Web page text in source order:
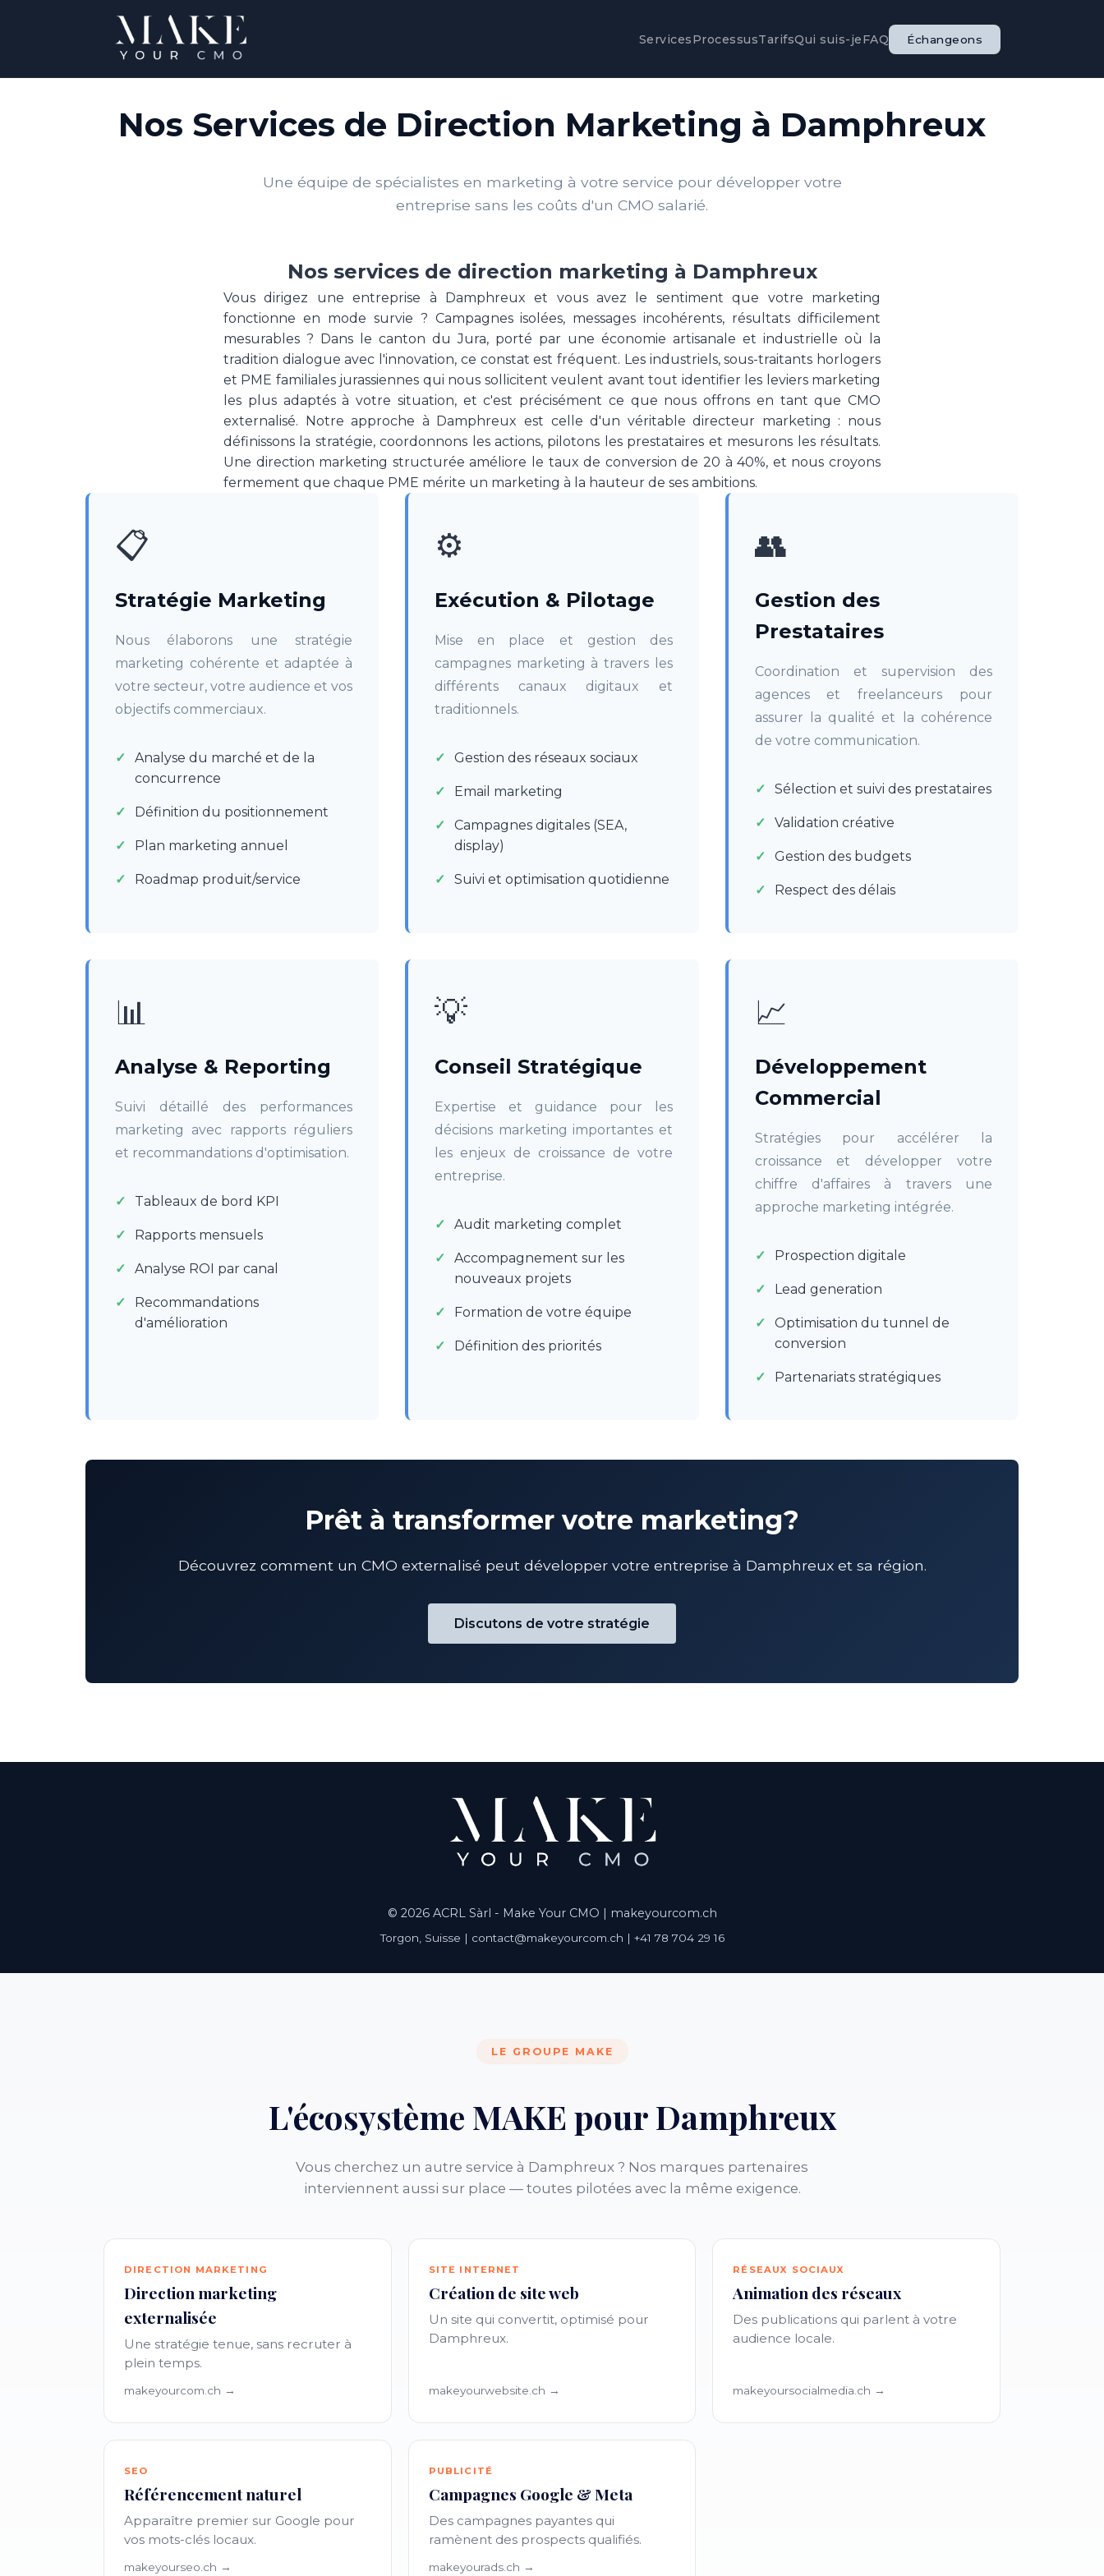
ServicesProcessusTarifsQui suis-jeFAQ Échangeons
Nos Services de Direction Marketing à Damphreux
Une équipe de spécialistes en marketing à votre service pour développer votre
entreprise sans les coûts d'un CMO salarié.
Nos services de direction marketing à Damphreux
Vous dirigez une entreprise à Damphreux et vous avez le sentiment que votre marketing
fonctionne en mode survie ? Campagnes isolées, messages incohérents, résultats difficilement
mesurables ? Dans le canton du Jura, porté par une économie artisanale et industrielle où la
tradition dialogue avec l'innovation, ce constat est fréquent. Les industriels, sous-traitants horlogers
et PME familiales jurassiennes qui nous sollicitent veulent avant tout identifier les leviers marketing
les plus adaptés à votre situation, et c'est précisément ce que nous offrons en tant que CMO
externalisé. Notre approche à Damphreux est celle d'un véritable directeur marketing : nous
définissons la stratégie, coordonnons les actions, pilotons les prestataires et mesurons les résultats.
Une direction marketing structurée améliore le taux de conversion de 20 à 40%, et nous croyons
fermement que chaque PME mérite un marketing à la hauteur de ses ambitions.
📋
Stratégie Marketing
Nous élaborons une stratégie
marketing cohérente et adaptée à
votre secteur, votre audience et vos
objectifs commerciaux.
Analyse du marché et de la
concurrence
Définition du positionnement
Plan marketing annuel
Roadmap produit/service
⚙️
Exécution & Pilotage
Mise en place et gestion des
campagnes marketing à travers les
différents canaux digitaux et
traditionnels.
Gestion des réseaux sociaux
Email marketing
Campagnes digitales (SEA,
display)
Suivi et optimisation quotidienne
👥
Gestion des
Prestataires
Coordination et supervision des
agences et freelanceurs pour
assurer la qualité et la cohérence
de votre communication.
Sélection et suivi des prestataires
Validation créative
Gestion des budgets
Respect des délais
📊
Analyse & Reporting
Suivi détaillé des performances
marketing avec rapports réguliers
et recommandations d'optimisation.
Tableaux de bord KPI
Rapports mensuels
Analyse ROI par canal
Recommandations
d'amélioration
💡
Conseil Stratégique
Expertise et guidance pour les
décisions marketing importantes et
les enjeux de croissance de votre
entreprise.
Audit marketing complet
Accompagnement sur les
nouveaux projets
Formation de votre équipe
Définition des priorités
📈
Développement
Commercial
Stratégies pour accélérer la
croissance et développer votre
chiffre d'affaires à travers une
approche marketing intégrée.
Prospection digitale
Lead generation
Optimisation du tunnel de
conversion
Partenariats stratégiques
Prêt à transformer votre marketing?
Découvrez comment un CMO externalisé peut développer votre entreprise à Damphreux et sa région.
Discutons de votre stratégie
© 2026 ACRL Sàrl - Make Your CMO | makeyourcom.ch
Torgon, Suisse | contact@makeyourcom.ch | +41 78 704 29 16
LE GROUPE MAKE
L'écosystème MAKE pour Damphreux
Vous cherchez un autre service à Damphreux ? Nos marques partenaires
interviennent aussi sur place — toutes pilotées avec la même exigence.
DIRECTION MARKETING
Direction marketing
externalisée
Une stratégie tenue, sans recruter à
plein temps.
makeyourcom.ch →
SITE INTERNET
Création de site web
Un site qui convertit, optimisé pour
Damphreux.
makeyourwebsite.ch →
RÉSEAUX SOCIAUX
Animation des réseaux
Des publications qui parlent à votre
audience locale.
makeyoursocialmedia.ch →
SEO
Référencement naturel
Apparaître premier sur Google pour
vos mots-clés locaux.
makeyourseo.ch →
PUBLICITÉ
Campagnes Google & Meta
Des campagnes payantes qui
ramènent des prospects qualifiés.
makeyourads.ch →